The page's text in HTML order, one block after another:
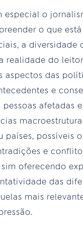
especial o
o que
a diversidade
realidade do
aspectos das
e
afetadas
países, possíveis
e
oferecendo
das
mais